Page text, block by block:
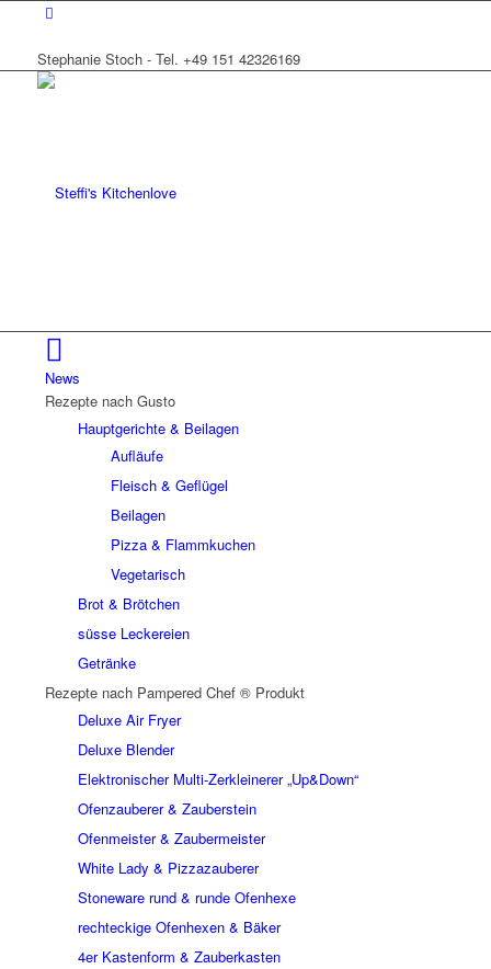
Stephanie Stoch - Tel. +49 151 42326169
News
Rezepte nach Gusto
Hauptgerichte & Beilagen
Aufläufe
Fleisch & Geflügel
Beilagen
Pizza & Flammkuchen
Vegetarisch
Brot & Brötchen
süsse Leckereien
Getränke
Rezepte nach Pampered Chef ® Produkt
Deluxe Air Fryer
Deluxe Blender
Elektronischer Multi-Zerkleinerer „Up&Down“
Ofenzauberer & Zauberstein
Ofenmeister & Zaubermeister
White Lady & Pizzazauberer
Stoneware rund & runde Ofenhexe
rechteckige Ofenhexen & Bäker
4er Kastenform & Zauberkasten